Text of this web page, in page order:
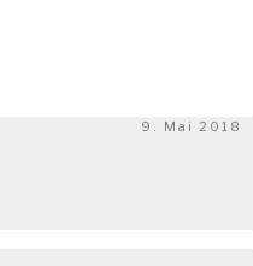
Veröffentlicht
9. Mai 2018